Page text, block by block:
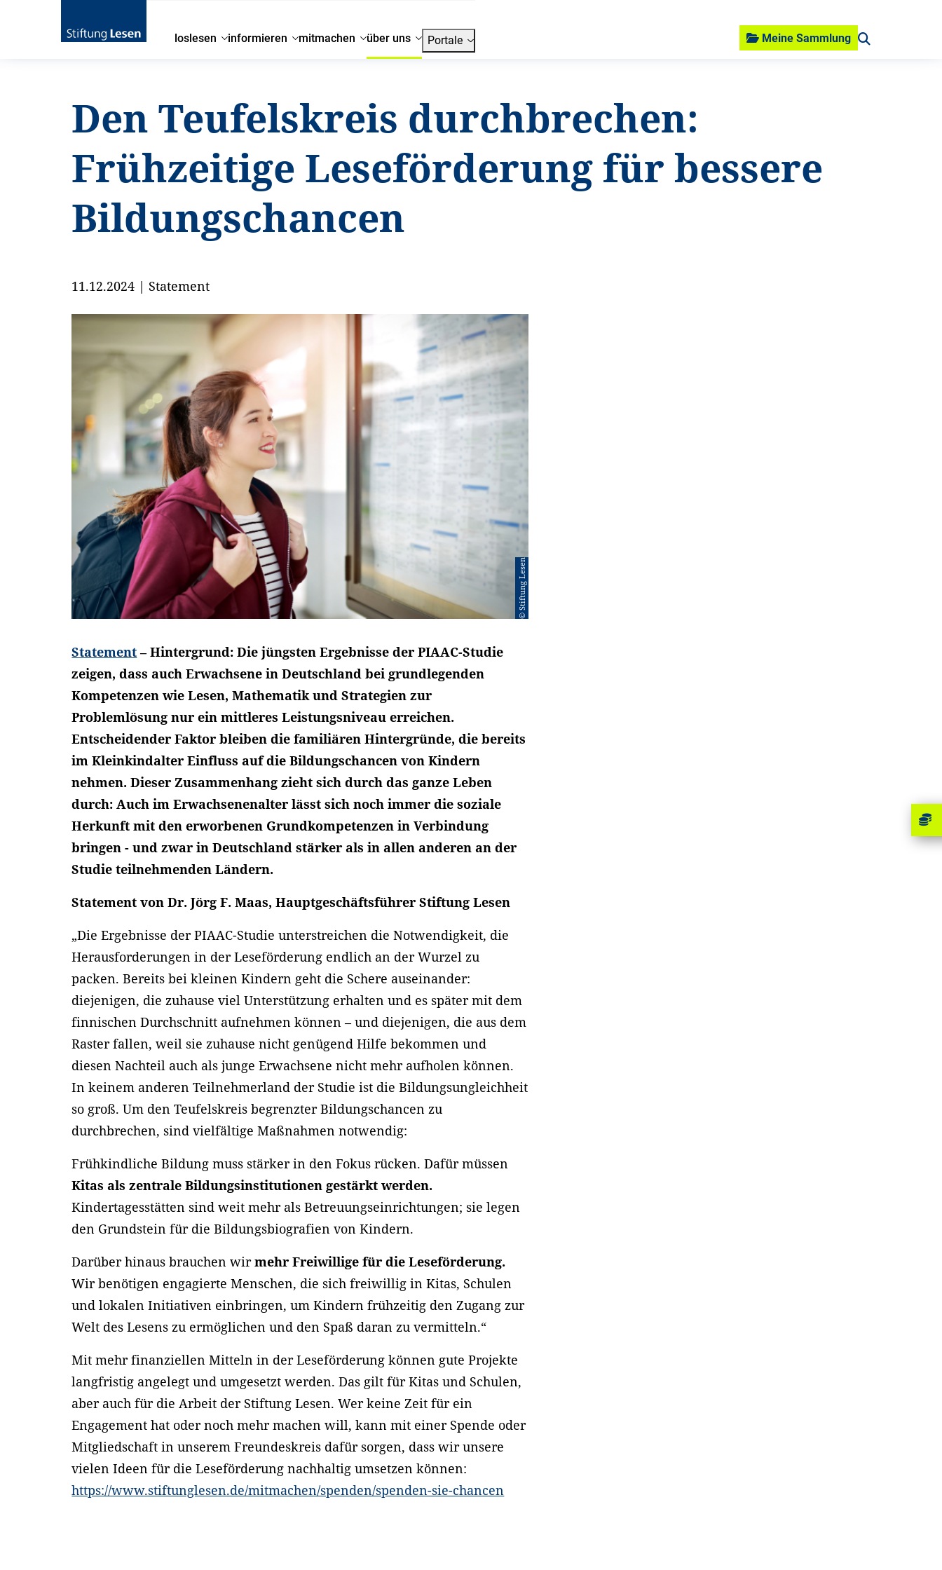
loslesen informieren mitmachen über uns Portale Meine Sammlung
Den Teufelskreis durchbrechen:
Frühzeitige Leseförderung für bessere
Bildungschancen
11.12.2024 | Statement
© Stiftung Lesen
Statement– Hintergrund: Die jüngsten Ergebnisse der PIAAC-Studie
zeigen, dass auch Erwachsene in Deutschland bei grundlegenden
Kompetenzen wie Lesen, Mathematik und Strategien zur
Problemlösung nur ein mittleres Leistungsniveau erreichen.
Entscheidender Faktor bleiben die familiären Hintergründe, die bereits
im Kleinkindalter Einfluss auf die Bildungschancen von Kindern
nehmen. Dieser Zusammenhang zieht sich durch das ganze Leben
durch: Auch im Erwachsenenalter lässt sich noch immer die soziale
Herkunft mit den erworbenen Grundkompetenzen in Verbindung
bringen - und zwar in Deutschland stärker als in allen anderen an der
Studie teilnehmenden Ländern.
Statement von Dr. Jörg F. Maas, Hauptgeschäftsführer Stiftung Lesen
„Die Ergebnisse der PIAAC-Studie unterstreichen die Notwendigkeit, die
Herausforderungen in der Leseförderung endlich an der Wurzel zu
packen. Bereits bei kleinen Kindern geht die Schere auseinander:
diejenigen, die zuhause viel Unterstützung erhalten und es später mit dem
finnischen Durchschnitt aufnehmen können – und diejenigen, die aus dem
Raster fallen, weil sie zuhause nicht genügend Hilfe bekommen und
diesen Nachteil auch als junge Erwachsene nicht mehr aufholen können.
In keinem anderen Teilnehmerland der Studie ist die Bildungsungleichheit
so groß. Um den Teufelskreis begrenzter Bildungschancen zu
durchbrechen, sind vielfältige Maßnahmen notwendig:
Frühkindliche Bildung muss stärker in den Fokus rücken. Dafür müssen
Kitas als zentrale Bildungsinstitutionen gestärkt werden.
Kindertagesstätten sind weit mehr als Betreuungseinrichtungen; sie legen
den Grundstein für die Bildungsbiografien von Kindern.
Darüber hinaus brauchen wirmehr Freiwillige für die Leseförderung.
Wir benötigen engagierte Menschen, die sich freiwillig in Kitas, Schulen
und lokalen Initiativen einbringen, um Kindern frühzeitig den Zugang zur
Welt des Lesens zu ermöglichen und den Spaß daran zu vermitteln.“
Mit mehr finanziellen Mitteln in der Leseförderung können gute Projekte
langfristig angelegt und umgesetzt werden. Das gilt für Kitas und Schulen,
aber auch für die Arbeit der Stiftung Lesen. Wer keine Zeit für ein
Engagement hat oder noch mehr machen will, kann mit einer Spende oder
Mitgliedschaft in unserem Freundeskreis dafür sorgen, dass wir unsere
vielen Ideen für die Leseförderung nachhaltig umsetzen können:
https://www.stiftunglesen.de/mitmachen/spenden/spenden-sie-chancen